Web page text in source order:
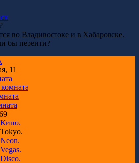
11
во Владивостоке и в Хабаровске.
бы перейти?